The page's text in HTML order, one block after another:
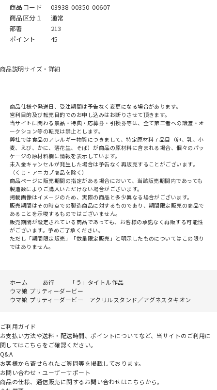
商品コード
03938-00350-00607
商品区分１
通常
部署
213
ポイント
45
商品説明サイズ・詳細
商品仕様や発送日、受注期間は予告なく変更になる場合があります。
営利目的及び転売目的でのお申し込みはお断りさせて頂きます。
当サイトに関わる景品・特典・応募券・引換券等は、全て第三者への譲渡・オ
ークション等の転売は禁止とします。
弊社では食品のアレルギー物質につきまして、特定原材料７品目（卵、乳、小
麦、えび、かに、落花生、そば）が商品の原材料に含まれる場合、個々のパッ
ケージの原材料欄に情報を表示しています。
未入金キャンセルが発生した場合は予告なく再販売することがございます。
（くじ・アニカプ商品を除く）
商品ページに販売期間の指定がある場合において、当該販売期間内であっても
製造数によりご購入いただけない場合がございます。
掲載画像はイメージのため、実際の商品と多少異なる場合がございます。
販売期間はその時点での製造商品に対するものであり、期間限定販売の商品で
あることを示唆するものではございません。
販売期間が設定されている商品であっても、お客様の承諾なく再販する可能性
がございます。予めご了承ください。
ただし「期間限定販売」「数量限定販売」と明示したものについてはこの限り
ではありません。
ホーム あ行
「う」タイトル作品
ウマ娘 プリティーダービー
ウマ娘 プリティーダービー アクリルスタンド／アグネスタキオン
ご利用ガイド
お支払い方法や送料・配送時間、ポイントについてなど、当サイトのご利用に
関してはこちらをご確認ください。
Q&A
お客様から寄せられたご質問等を掲載しております。
お問い合わせ・ユーザーサポート
商品の仕様、通信販売に関するお問い合わせはこちらから。